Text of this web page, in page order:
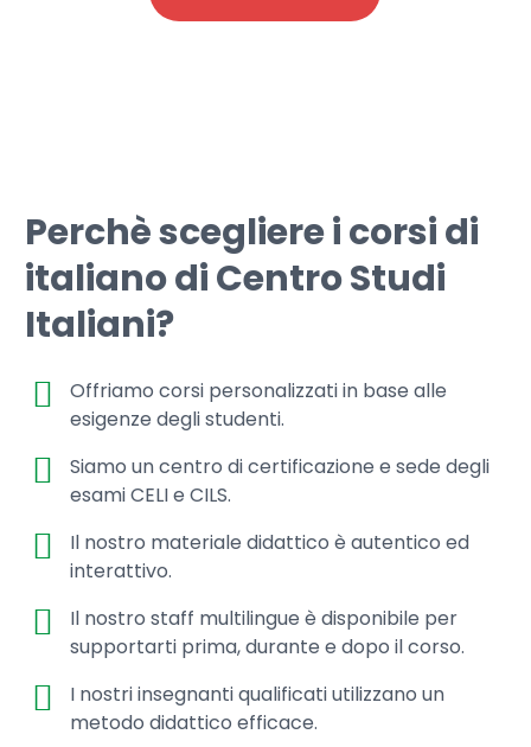
Perchè scegliere i corsi di
italiano di Centro Studi
Italiani?
Offriamo corsi personalizzati in base alle
esigenze degli studenti.
Siamo un centro di certificazione e sede degli
esami CELI e CILS.
Il nostro materiale didattico è autentico ed
interattivo.
Il nostro staff multilingue è disponibile per
supportarti prima, durante e dopo il corso.
I nostri insegnanti qualificati utilizzano un
metodo didattico efficace.